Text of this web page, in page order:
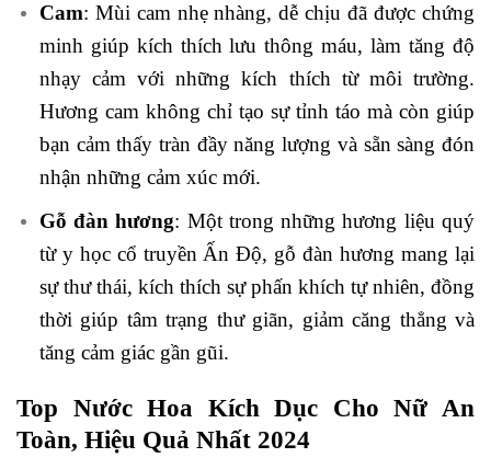
Cam: Mùi cam nhẹ nhàng, dễ chịu đã được chứng
minh giúp kích thích lưu thông máu, làm tăng độ
nhạy cảm với những kích thích từ môi trường.
Hương cam không chỉ tạo sự tỉnh táo mà còn giúp
bạn cảm thấy tràn đầy năng lượng và sẵn sàng đón
nhận những cảm xúc mới.
Gỗ đàn hương: Một trong những hương liệu quý
từ y học cổ truyền Ấn Độ, gỗ đàn hương mang lại
sự thư thái, kích thích sự phấn khích tự nhiên, đồng
thời giúp tâm trạng thư giãn, giảm căng thẳng và
tăng cảm giác gần gũi.
Top Nước Hoa Kích Dục Cho Nữ An
Toàn, Hiệu Quả Nhất 2024